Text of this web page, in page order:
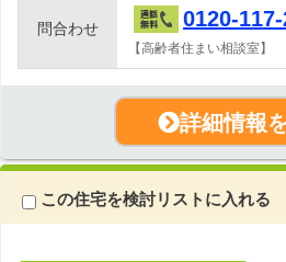
問合わせ 0120-
【高齢者住まい相談室】
詳細情報
この住宅を検討リストに入れる